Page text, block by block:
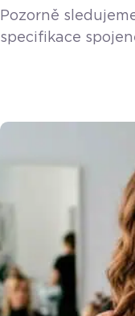
Pozorně
specifikace
zahradou. Sotva
z náročných let
na obzoru rýsuje
schválila
evidence tržeb,